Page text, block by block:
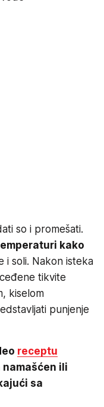
so i promešati.
kako
i soli. Nakon isteka
tikvite
kiselom
punjenje
receptu
ili
sa